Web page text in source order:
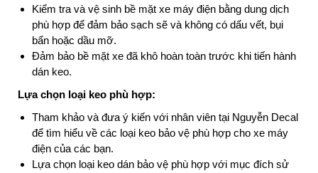
Kiểm tra và vệ sinh bề mặt xe máy điện bằng dung dịch
phù hợp để đảm bảo sạch sẽ và không có dấu vết, bụi
bẩn hoặc dầu mỡ.
Đảm bảo bề mặt xe đã khô hoàn toàn trước khi tiến hành
dán keo.
Lựa chọn loại keo phù hợp:
Tham khảo và đưa ý kiến với nhân viên tại Nguyễn Decal
để tìm hiểu về các loại keo bảo vệ phù hợp cho xe máy
điện của các bạn.
Lựa chọn loại keo dán bảo vệ phù hợp với mục đích sử